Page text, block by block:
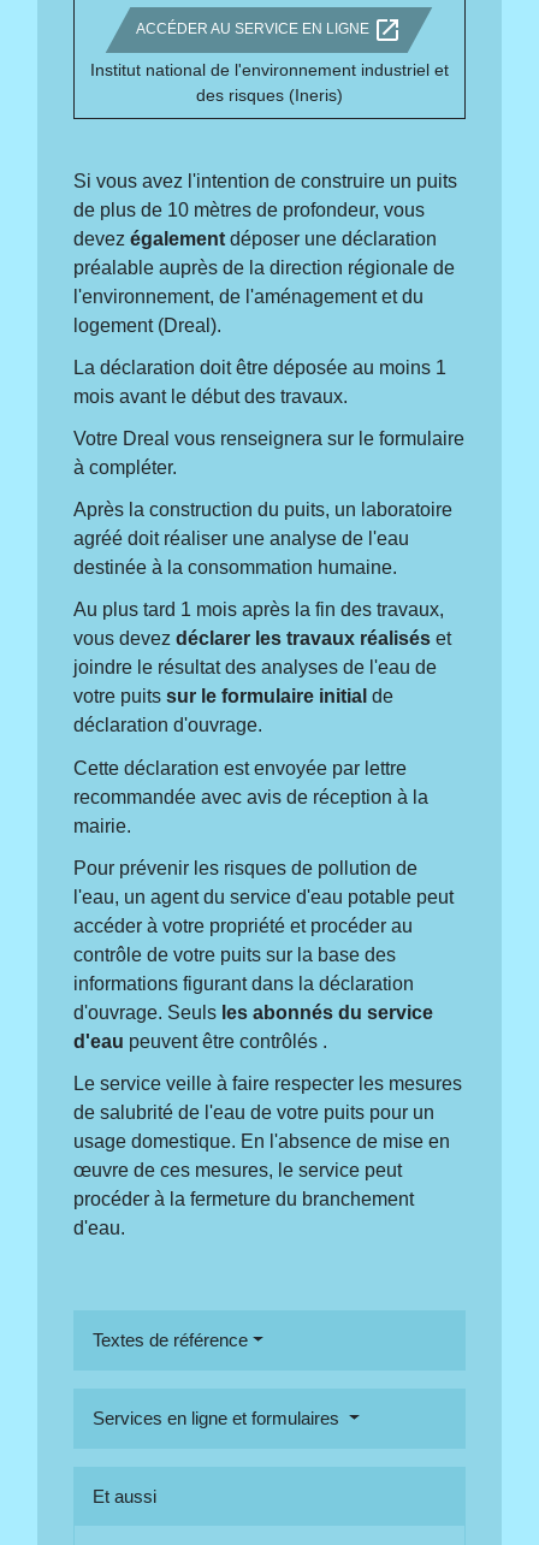
ACCÉDER AU SERVICE EN LIGNE open_in_new
Institut national de l'environnement industriel et
des risques (Ineris)
Si vous avez l'intention de construire un puits
de plus de 10 mètres de profondeur, vous
devezégalement déposer une déclaration
préalable auprès de la direction régionale de
l'environnement, de l'aménagement et du
logement (Dreal).
La déclaration doit être déposée au moins 1
mois avant le début des travaux.
Votre Dreal vous renseignera sur le formulaire
à compléter.
Après la construction du puits, un laboratoire
agréé doit réaliser une analyse de l'eau
destinée à la consommation humaine.
Au plus tard 1 mois après la fin des travaux,
vous devezdéclarer les travaux réalisés et
joindre le résultat des analyses de l'eau de
votre puitssur le formulaire initial de
déclaration d'ouvrage.
Cette déclaration est envoyée par lettre
recommandée avec avis de réception à la
mairie.
Pour prévenir les risques de pollution de
l'eau, un agent du service d'eau potable peut
accéder à votre propriété et procéder au
contrôle de votre puits sur la base des
informations figurant dans la déclaration
d'ouvrage. Seuls les abonnés du service
d'eau peuvent être contrôlés .
Le service veille à faire respecter les mesures
de salubrité de l'eau de votre puits pour un
usage domestique. En l'absence de mise en
œuvre de ces mesures, le service peut
procéder à la fermeture du branchement
d'eau.
Textes de référence
Services en ligne et formulaires
Et aussi